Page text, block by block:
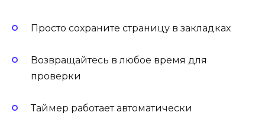
Просто сохраните страницу в закладках
Возвращайтесь в любое время для
проверки
Таймер работает автоматически